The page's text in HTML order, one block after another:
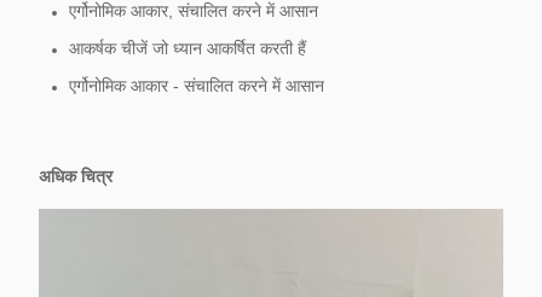
एर्गोनोमिक आकार, संचालित करने में आसान
आकर्षक चीजें जो ध्यान आकर्षित करती हैं
एर्गोनोमिक आकार - संचालित करने में आसान
अधिक चित्र